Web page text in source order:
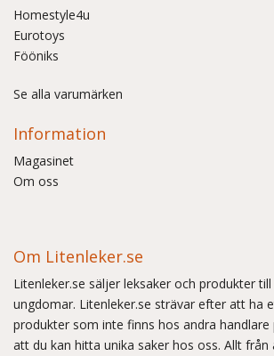
Homestyle4u
Eurotoys
Fööniks
Se alla varumärken
Information
Magasinet
Om oss
Om Litenleker.se
Litenleker.se säljer leksaker och produkter
ungdomar. Litenleker.se strävar efter att ha
produkter som inte finns hos andra
att du kan hitta unika saker hos oss. Allt